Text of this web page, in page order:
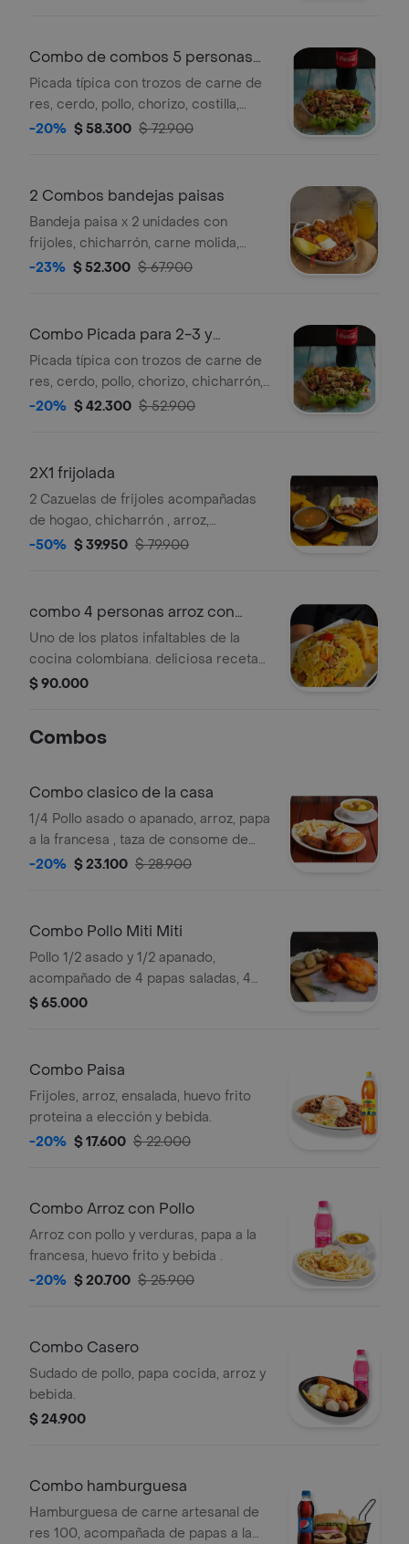
Combo de combos 5 personas
mas gaseosa
Picada típica con trozos de carne de
res, cerdo, pollo, chorizo, costilla,
monedas de plátano, papa a la
-20% $ 58.300 $ 72.900
2 Combos bandejas paisas
Bandeja paisa x 2 unidades con
frijoles, chicharrón, carne molida,
chorizo, huevo, arroz, aguacate y 2
-23% $ 52.300 $ 67.900
Combo Picada para 2-3 y
Gaseosa
Picada típica con trozos de carne de
res, cerdo, pollo, chorizo, chicharrón,
monedas de plátano, papa a la
-20% $ 42.300 $ 52.900
2X1 frijolada
2 Cazuelas de frijoles acompañadas
de hogao, chicharrón , arroz,
aguacate
-50% $ 39.950 $ 79.900
combo 4 personas arroz con
pollo gaseosa
Uno de los platos infaltables de la
cocina colombiana. deliciosa receta
preparada con vegetales frescos,
personas y gasesosa litro
$ 90.000
Combos
Combo clasico de la casa
1/4 Pollo asado o apanado, arroz, papa
a la francesa , taza de consome de
pollo y bebida postobon 250 ml .
-20% $ 23.100 $ 28.900
Combo Pollo Miti Miti
Pollo 1/2 asado y 1/2 apanado,
acompañado de 4 papas saladas, 4
arepas, salsas, gaseosa 1t y
$ 65.000
Combo Paisa
Frijoles, arroz, ensalada, huevo frito
proteina a elección y bebida.
-20% $ 17.600 $ 22.000
Combo Arroz con Pollo
Arroz con pollo y verduras, papa a la
francesa, huevo frito y bebida .
-20% $ 20.700 $ 25.900
Combo Casero
Sudado de pollo, papa cocida, arroz y
bebida.
$ 24.900
Combo hamburguesa
Hamburguesa de carne artesanal de
res 100, acompañada de papas a la